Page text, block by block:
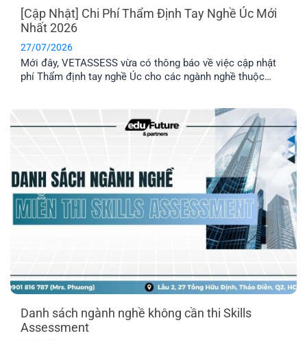
[Cập Nhật] Chi Phí Thẩm Định Tay Nghề Úc Mới
Nhất 2026
27/07/2026
Mới đây, VETASSESS vừa có thông báo về việc cập nhật
phí Thẩm định tay nghề Úc cho các ngành nghề thuộc
Danh sách ngành nghề không cần thi Skills
Assessment